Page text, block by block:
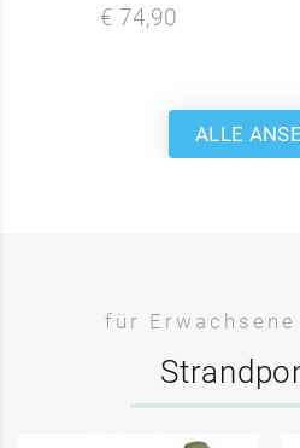
€ 74,90
ALLE
für